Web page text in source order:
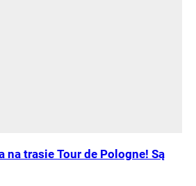
na trasie Tour de Pologne! Są